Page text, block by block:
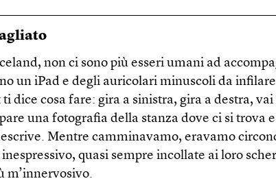
non ci sono più esseri umani ad
un iPad e degli auricolari minuscoli da
dice cosa fare: gira a sinistra, gira a destra,
una fotografia della stanza dove ci si trova
Mentre camminavamo, eravamo
quasi sempre incollate ai loro
m’innervosivo.